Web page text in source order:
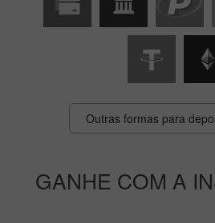
Outras formas para
GANHE COM A